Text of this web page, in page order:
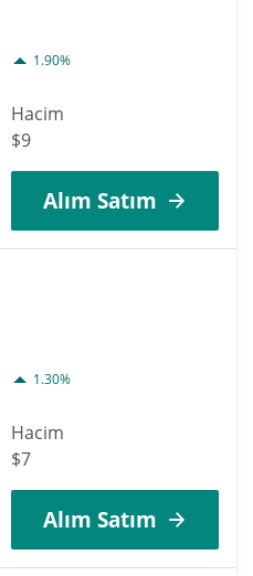
1.90%
Hacim
$9
Alım Satım
1.30%
Hacim
$7
Alım Satım